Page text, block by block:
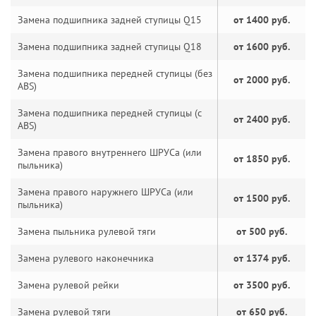
Замена подшипника задней ступицы Q15 от 1400 руб.
Замена подшипника задней ступицы Q18 от 1600 руб.
Замена подшипника передней ступицы (без
ABS)
от 2000 руб.
Замена подшипника передней ступицы (с
ABS)
от 2400 руб.
Замена правого внутреннего ШРУСа (или
пыльника)
от 1850 руб.
Замена правого наружнего ШРУСа (или
пыльника)
от 1500 руб.
Замена пыльника рулевой тяги от 500 руб.
Замена рулевого наконечника от 1374 руб.
Замена рулевой рейки от 3500 руб.
Замена рулевой тяги от 650 руб.